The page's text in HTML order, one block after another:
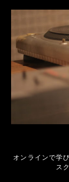
オンラインで学
ス